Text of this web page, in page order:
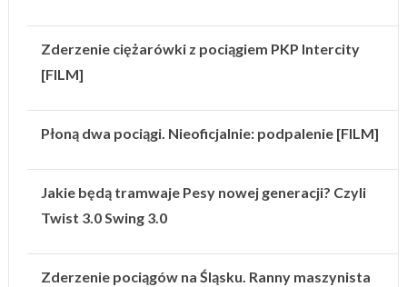
Zderzenie ciężarówki z pociągiem PKP Intercity
[FILM]
Płoną dwa pociągi. Nieoficjalnie: podpalenie [FILM]
Jakie będą tramwaje Pesy nowej generacji? Czyli
Twist 3.0 Swing 3.0
Zderzenie pociągów na Śląsku. Ranny maszynista